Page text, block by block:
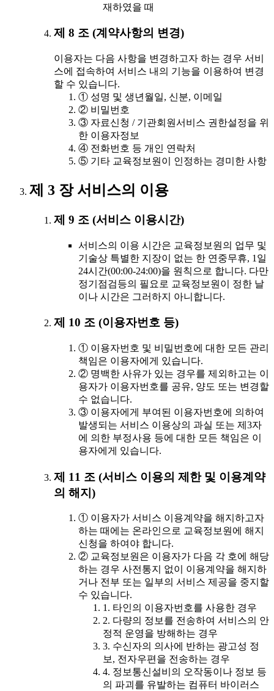
재하였을 때
제 8 조 (계약사항의 변경)
이용자는 다음 사항을 변경하고자 하는 경우 서비
스에 접속하여 서비스 내의 기능을 이용하여 변경
할 수 있습니다.
① 성명 및 생년월일, 신분, 이메일
② 비밀번호
③ 자료신청 / 기관회원서비스 권한설정을 위
한 이용자정보
④ 전화번호 등 개인 연락처
⑤ 기타 교육정보원이 인정하는 경미한 사항
제 3 장 서비스의 이용
제 9 조 (서비스 이용시간)
서비스의 이용 시간은 교육정보원의 업무 및
기술상 특별한 지장이 없는 한 연중무휴, 1일
24시간(00:00-24:00)을 원칙으로 합니다. 다만
정기점검등의 필요로 교육정보원이 정한 날
이나 시간은 그러하지 아니합니다.
제 10 조 (이용자번호 등)
① 이용자번호 및 비밀번호에 대한 모든 관리
책임은 이용자에게 있습니다.
② 명백한 사유가 있는 경우를 제외하고는 이
용자가 이용자번호를 공유, 양도 또는 변경할
수 없습니다.
③ 이용자에게 부여된 이용자번호에 의하여
발생되는 서비스 이용상의 과실 또는 제3자
에 의한 부정사용 등에 대한 모든 책임은 이
용자에게 있습니다.
제 11 조 (서비스 이용의 제한 및 이용계약
의 해지)
① 이용자가 서비스 이용계약을 해지하고자
하는 때에는 온라인으로 교육정보원에 해지
신청을 하여야 합니다.
② 교육정보원은 이용자가 다음 각 호에 해당
하는 경우 사전통지 없이 이용계약을 해지하
거나 전부 또는 일부의 서비스 제공을 중지할
수 있습니다.
1. 타인의 이용자번호를 사용한 경우
2. 다량의 정보를 전송하여 서비스의 안
정적 운영을 방해하는 경우
3. 수신자의 의사에 반하는 광고성 정
보, 전자우편을 전송하는 경우
4. 정보통신설비의 오작동이나 정보 등
의 파괴를 유발하는 컴퓨터 바이러스